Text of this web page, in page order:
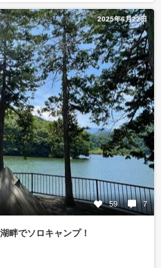
2025年6月22日
59 7
畔でソロキャンプ！